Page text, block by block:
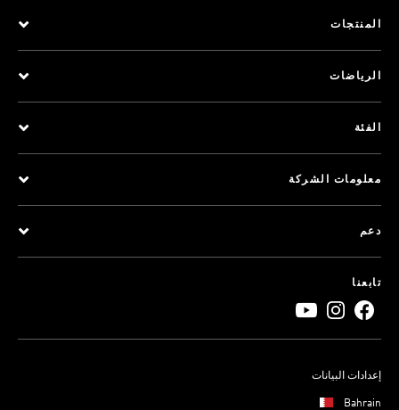
المنتجات
الرياضات
الفئة
معلومات الشركة
دعم
تابعنا
إعدادات البيانات
Bahrain